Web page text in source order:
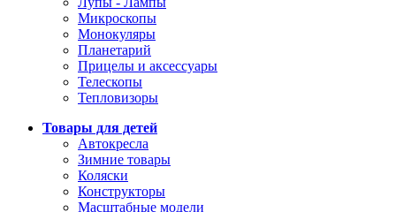
Микроскопы
Монокуляры
Планетарий
Прицелы и аксессуары
Телескопы
Тепловизоры
Товары для детей
Автокресла
Зимние товары
Коляски
Конструкторы
Масштабные модели